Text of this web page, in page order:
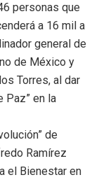
personas que
a 16 mil a
general de
de México y
Torres, al dar
Paz” en la
de
Ramírez
el Bienestar en